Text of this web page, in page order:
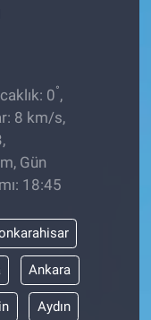
0°,
8 km/s,
Gün
18:45
Ankara
Aydın